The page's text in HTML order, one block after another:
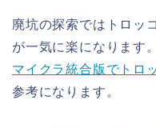
廃坑の探索ではトロッ
が一気に楽になります
マイクラ統合版でトロ
参考になります。